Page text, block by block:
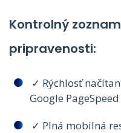
Kontrolný
pripravenosti:
✓ Rýchlosť
Google
✓ Plná mobilná